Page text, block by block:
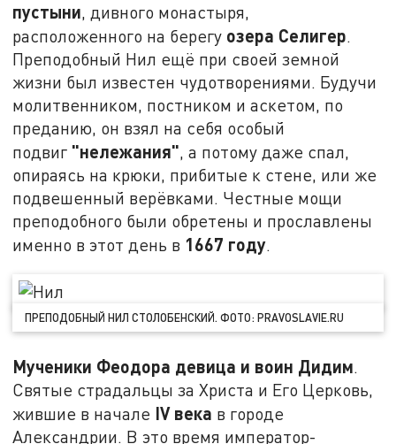
пустыни, дивного монастыря,
расположенного на берегу озера Селигер.
Преподобный Нил ещё при своей земной
жизни был известен чудотворениями. Будучи
молитвенником, постником и аскетом, по
преданию, он взял на себя особый
подвиг "нележания", а потому даже спал,
опираясь на крюки, прибитые к стене, или же
подвешенный верёвками. Честные мощи
преподобного были обретены и прославлены
именно в этот день в 1667 году.
ПРЕПОДОБНЫЙ НИЛ СТОЛОБЕНСКИЙ. ФОТО: PRAVOSLAVIE.RU
Мученики Феодора девица и воин Дидим.
Святые страдальцы за Христа и Его Церковь,
жившие в начале IVвека в городе
Александрии. В это время император-